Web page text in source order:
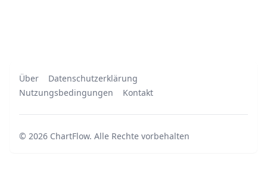
Über
Datenschutzerklärung
Nutzungsbedingungen
Kontakt
© 2026 ChartFlow. Alle Rechte vorbehalten